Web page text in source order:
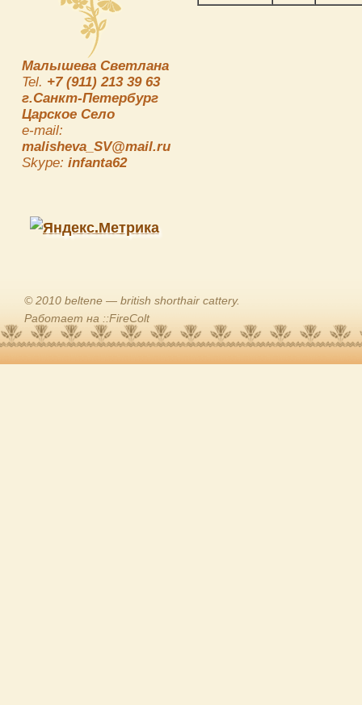
Малышева Светлана
Tel. +7 (911) 213 39 63
г.Санкт-Петербург
Царское Село
e-mail:
malisheva_SV@mail.ru
Skype: infanta62
© 2010 beltene — british shorthair cattery.
Работает на ::FireColt